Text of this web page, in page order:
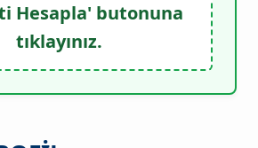
Hesapla' butonuna
tıklayınız.